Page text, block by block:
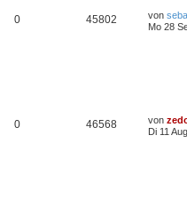
0 45802 von
Mo 28
0 46568 von
Di 11